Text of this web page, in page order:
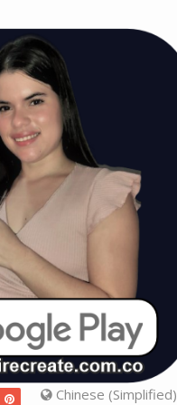
Chinese (Simplified)